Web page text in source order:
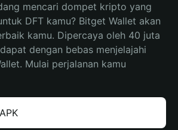
mencari dompet kripto yang
DFT kamu? Bitget Wallet akan
kamu. Dipercaya oleh 40 juta
dengan bebas menjelajahi
Mulai perjalanan kamu